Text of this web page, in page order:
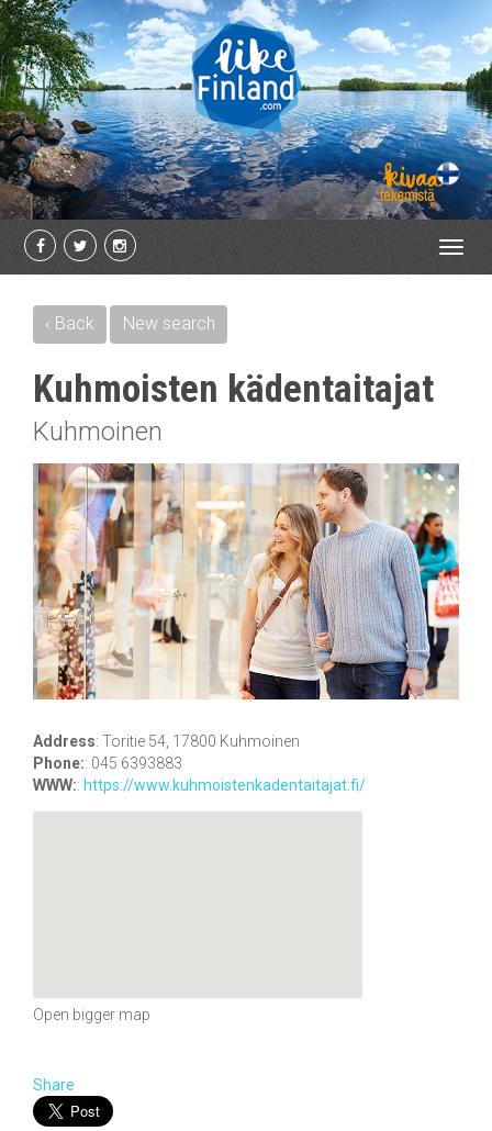
‹ Back New search
Kuhmoisten kädentaitajat
Kuhmoinen
Address: Toritie 54, 17800 Kuhmoinen
Phone:: 045 6393883
WWW:: https://www.kuhmoistenkadentaitajat.fi/
Open bigger map
Share